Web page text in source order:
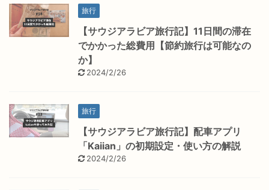
旅行
【サウジアラビア旅行記】11日間の滞在
でかかった総費用【節約旅行は可能なの
か】
2024/2/26
旅行
【サウジアラビア旅行記】配車アプリ
「Kaiian」の初期設定・使い方の解説
2024/2/26